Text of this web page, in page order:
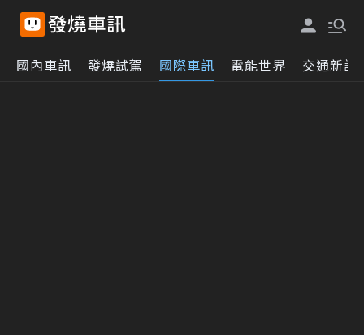
國內車訊 發燒試駕 國際車訊 電能世界 交通新訊